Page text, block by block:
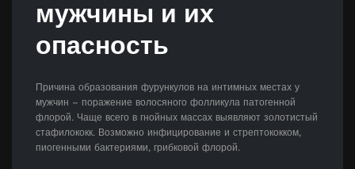
мужчины и их
опасность
Причина образования фурункулов на интимных местах у
мужчин – поражение волосяного фолликула патогенной
флорой. Чаще всего в гнойных массах выявляют золотистый
стафилококк. Возможно инфицирование и стрептококком,
пиогенными бактериями, грибковой флорой.